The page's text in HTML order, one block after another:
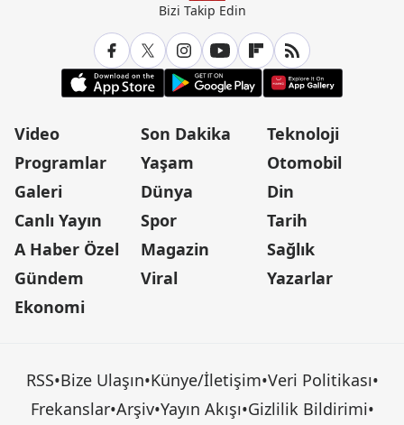
Bizi Takip Edin
Video
Programlar
Galeri
Canlı Yayın
A Haber Özel
Gündem
Ekonomi
Son Dakika
Yaşam
Dünya
Spor
Magazin
Viral
Teknoloji
Otomobil
Din
Tarih
Sağlık
Yazarlar
RSS•Bize Ulaşın•Künye/İletişim•Veri Politikası•
Frekanslar•Arşiv•Yayın Akışı•Gizlilik Bildirimi•